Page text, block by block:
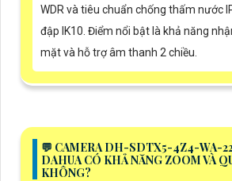
WDR và tiêu chuẩn chống thấm nước
đập IK10. Điểm nổi bật là khả năng
mặt và hỗ trợ âm thanh 2 chiều.
️💬 CAMERA DH-SDTX5-4Z4-WA-
DAHUA CÓ KHẢ NĂNG ZOOM VÀ
KHÔNG?